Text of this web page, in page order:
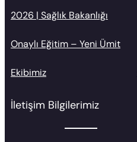
2026 | Sağlık Bakanlığı
Onaylı Eğitim – Yeni Ümit
Ekibimiz
İletişim Bilgilerimiz